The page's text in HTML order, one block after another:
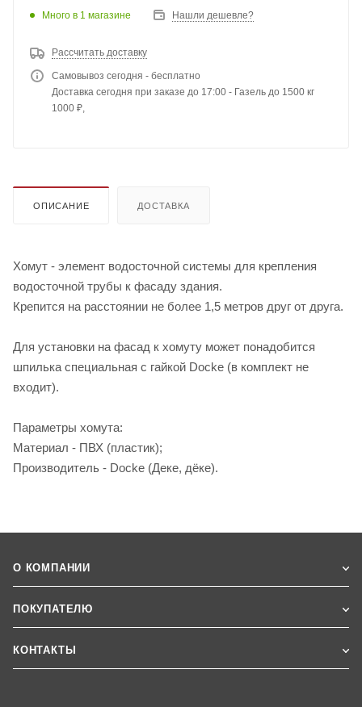
Много в 1 магазине Нашли дешевле?
Рассчитать доставку
Самовывоз сегодня - бесплатно
Доставка сегодня при заказе до 17:00 - Газель до 1500 кг
1000 ₽,
ОПИСАНИЕ ДОСТАВКА
Хомут - элемент водосточной системы для крепления
водосточной трубы к фасаду здания.
Крепится на расстоянии не более 1,5 метров друг от друга.
Для установки на фасад к хомуту может понадобится
шпилька специальная с гайкой Docke (в комплект не
входит).
Параметры хомута:
Материал - ПВХ (пластик);
Производитель - Docke (Деке, дёке).
О КОМПАНИИ
ПОКУПАТЕЛЮ
КОНТАКТЫ